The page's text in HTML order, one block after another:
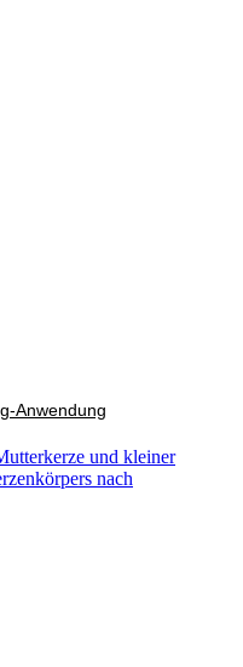
Anwendung